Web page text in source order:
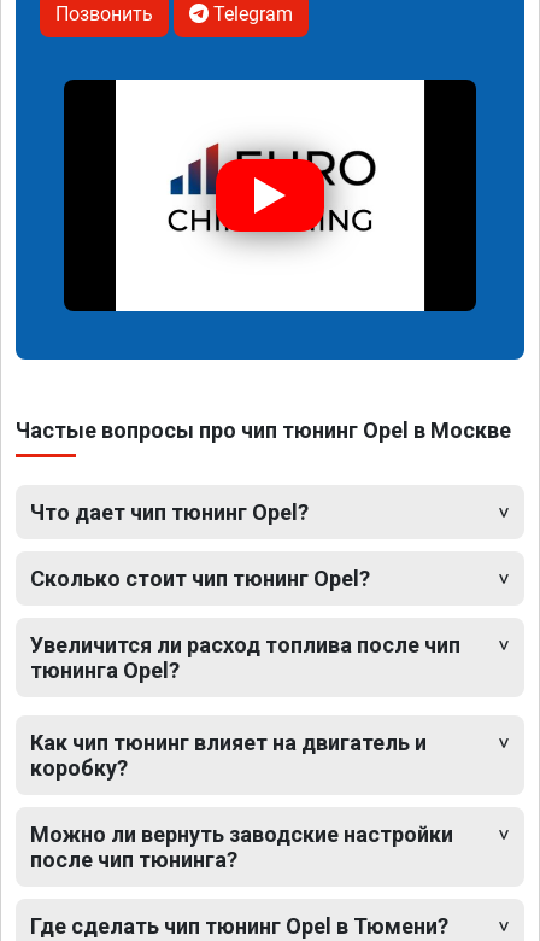
Позвонить Telegram
Частые вопросы про чип тюнинг Opel в Москве
Что дает чип тюнинг Opel?
Сколько стоит чип тюнинг Opel?
Увеличится ли расход топлива после чип
тюнинга Opel?
Как чип тюнинг влияет на двигатель и
коробку?
Можно ли вернуть заводские настройки
после чип тюнинга?
Где сделать чип тюнинг Opel в Тюмени?